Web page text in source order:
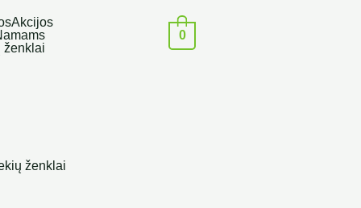
Akcijos
ženklai
0
ženklai